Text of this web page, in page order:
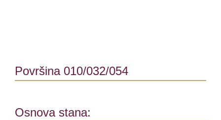
Površina 010/032/054
Osnova stana: